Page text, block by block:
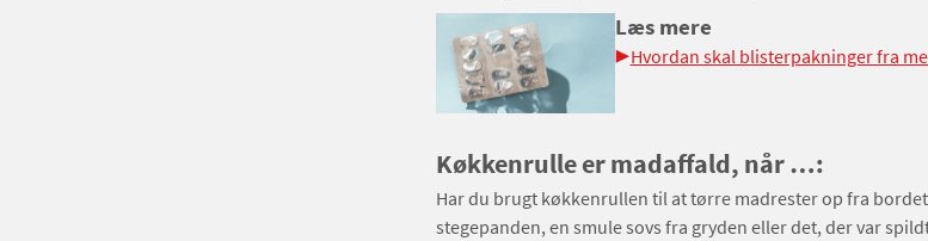
Læs mere
Hvordan skal blisterpakninger fra
Køkkenrulle er madaffald, når …:
Har du brugt køkkenrullen til at tørre madrester op fra
stegepanden, en smule sovs fra gryden eller det, der var